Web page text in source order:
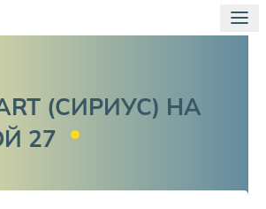
(СИРИУС) НА
27